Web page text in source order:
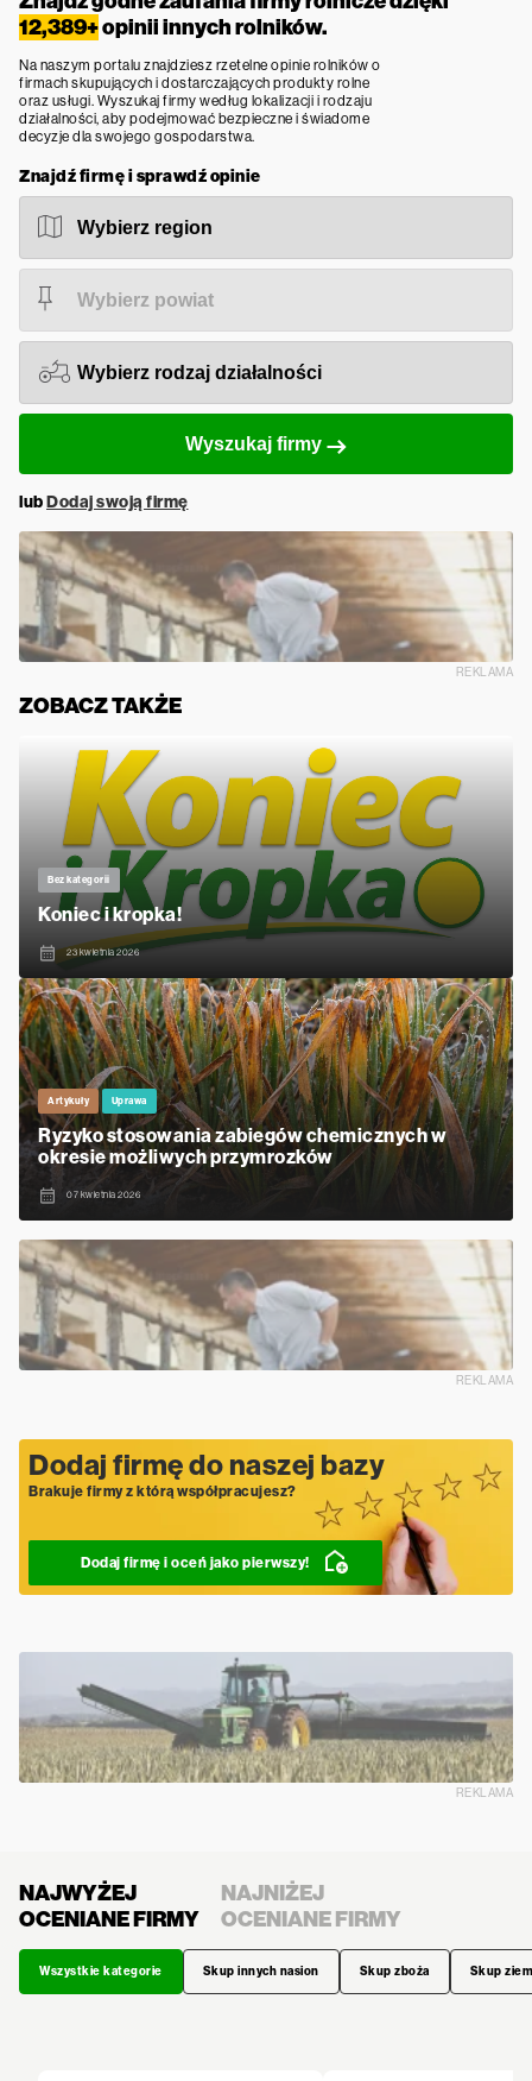
12,389+opinii innych rolników.
Na naszym portalu znajdziesz rzetelne opinie rolników o
firmach skupujących i dostarczających produkty rolne
oraz usługi. Wyszukaj firmy według lokalizacji i rodzaju
działalności, aby podejmować bezpieczne i świadome
decyzje dla swojego gospodarstwa.
Znajdź firmę i sprawdź opinie
Wyszukaj firmy
lubDodaj swoją firmę
REKLAMA
ZOBACZ TAKŻE
Bez kategorii
Koniec i kropka!
23 kwietnia 2026
Artykuły Uprawa
Ryzyko stosowania zabiegów chemicznych w
okresie możliwych przymrozków
07 kwietnia 2026
REKLAMA
Dodaj firmę do naszej bazy
Brakuje firmy z którą współpracujesz?
Dodaj firmę i oceń jako pierwszy!
REKLAMA
NAJWYŻEJ
OCENIANE FIRMY
NAJNIŻEJ
OCENIANE FIRMY
Wszystkie kategorie Skup innych nasion Skup zboża Skup